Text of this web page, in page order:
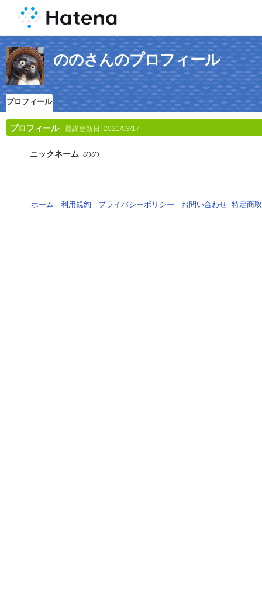
ののさんのプロフィール
プロフィール
プロフィール 最終更新日: 2021/03/17
ニックネーム のの
ホーム - 利用規約 - プライバシーポリシー - お問い合わせ- 特定商